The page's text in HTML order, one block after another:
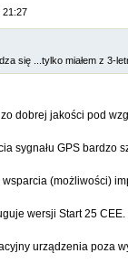
21:27
się ...tylko miałem z 3-
dobrej jakości pod
sygnału GPS bardzo
(możliwości)
wersji Start 25 CEE.
urządzenia poza